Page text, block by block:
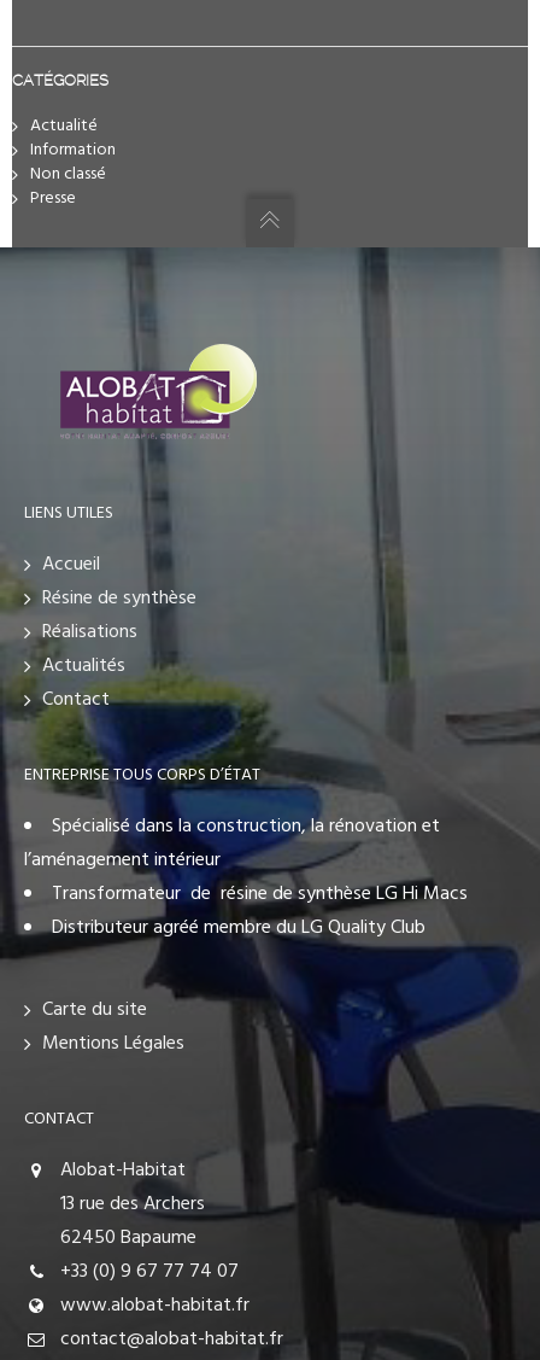
CATÉGORIES
Actualité
Information
Non classé
Presse
LIENS UTILES
Accueil
Résine de synthèse
Réalisations
Actualités
Contact
ENTREPRISE TOUS CORPS D’ÉTAT
Spécialisé dans la construction, la rénovation et
l’aménagement intérieur
Transformateur de résine de synthèse LG Hi Macs
Distributeur agréé membre du LG Quality Club
Carte du site
Mentions Légales
CONTACT
Alobat-Habitat
13 rue des Archers
62450 Bapaume
+33 (0) 9 67 77 74 07
www.alobat-habitat.fr
contact@alobat-habitat.fr